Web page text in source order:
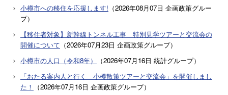
小樽市への移住を応援します! （2026年08月07日 企画政策グルー
プ）
【移住者対象】新幹線トンネル工事 特別見学ツアーと交流会の
開催について （2026年07月23日 企画政策グループ）
小樽市の人口（令和8年）
（2026年07月16日 統計グループ）
「おたる案内人と行く 小樽散策ツアーと交流会」を開催しまし
た！
（2026年07月16日 企画政策グループ）